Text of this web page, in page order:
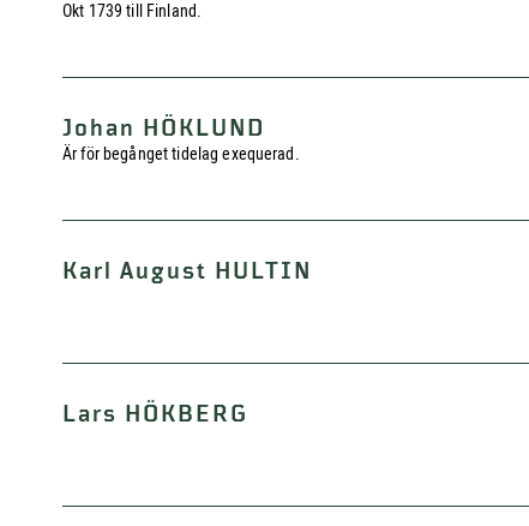
Okt 1739 till Finland.
Johan HÖKLUND
Är för begånget tidelag exequerad.
Karl August HULTIN
Lars HÖKBERG